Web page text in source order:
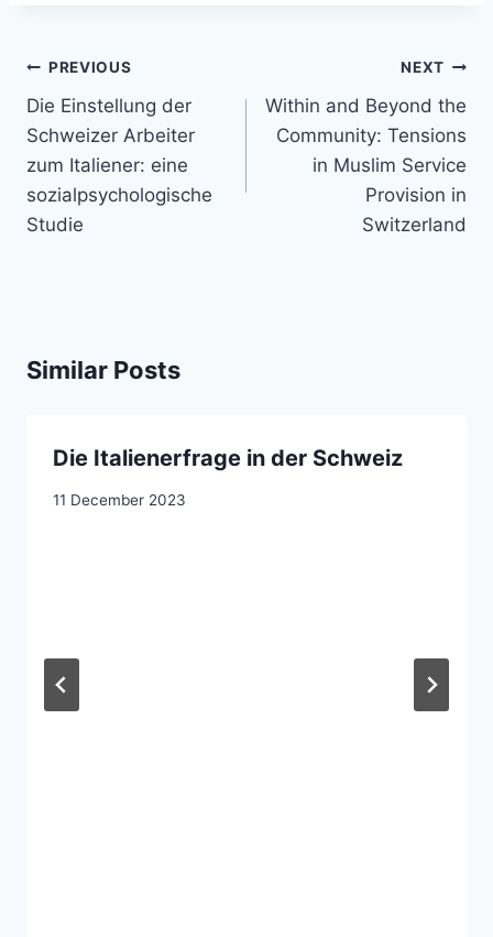
Post
navigation
PREVIOUS
Die Einstellung der
Schweizer Arbeiter
zum Italiener: eine
sozialpsychologische
Studie
NEXT
Within and Beyond the
Community: Tensions
in Muslim Service
Provision in
Switzerland
Similar Posts
Die Italienerfrage in der Schweiz
11 December 2023